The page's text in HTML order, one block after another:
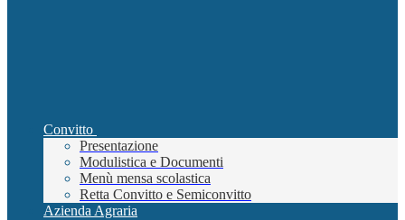
Convitto
Presentazione
Modulistica e Documenti
Menù mensa scolastica
Retta Convitto e Semiconvitto
Azienda Agraria